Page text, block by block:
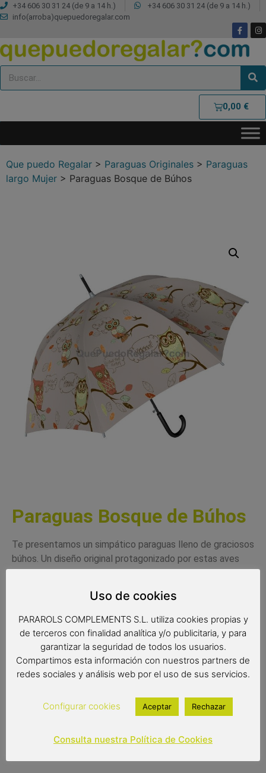
+34 606 30 31 24 (de 9 a 14 h.)
+34 606 30 31 24 (de 9 a 14 h.)
info(arroba)quepuedoregalar.com
0,00 €
Que puedo Regalar > Paraguas Originales > Paraguas
largo Mujer > Paraguas Bosque de Búhos
Paraguas Bosque de Búhos
Te presentamos un simpático paraguas lleno de graciosos
búhos. Un diseño original protagonizado por estas aves
nocturnas y misteriosas símbolo de sabiduria. Un paraguas
también en plegable.
Medidas
Radio de tela: 61 cm.
Diámetro de tela: 103 cm.
19,90€
Uso de cookies
PARAROLS COMPLEMENTS S.L. utiliza cookies propias y
de terceros con finalidad analítica y/o publicitaria, y para
garantizar la seguridad de todos los usuarios.
Compartimos esta información con nuestros partners de
redes sociales y análisis web por el uso de sus servicios.
Configurar cookies Aceptar Rechazar
Consulta nuestra Política de Cookies